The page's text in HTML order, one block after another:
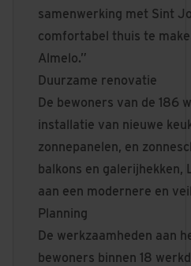
samenwerking met Sint
comfortabel thuis te
Almelo.”
Duurzame renovatie
De bewoners van de 186
installatie van nieuwe
zonnepanelen, en
balkons en
aan een modernere en
Planning
De werkzaamheden aan
bewoners binnen 18